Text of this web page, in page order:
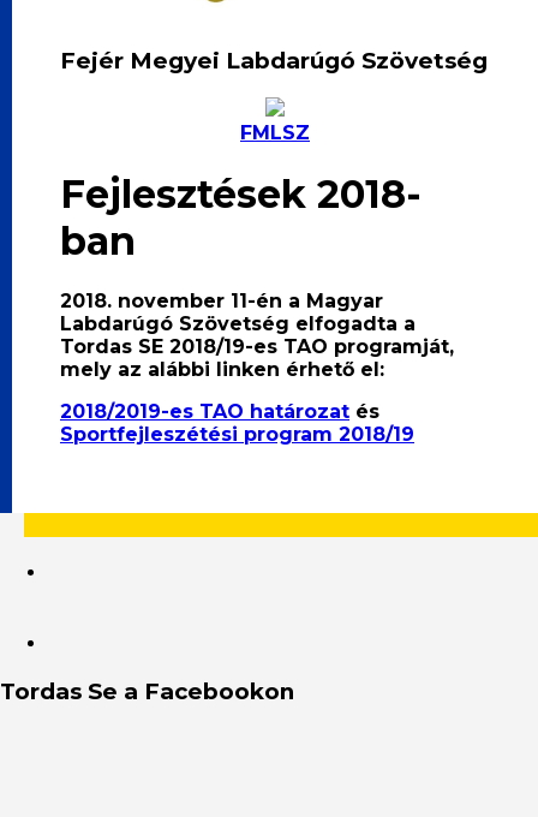
Fejér Megyei Labdarúgó Szövetség
FMLSZ
Fejlesztések 2018-
ban
2018. november 11-én a Magyar
Labdarúgó Szövetség elfogadta a
Tordas SE 2018/19-es TAO programját,
mely az alábbi linken érhető el:
2018/2019-es TAO határozat és
Sportfejleszétési program 2018/19
Tordas Se a Facebookon